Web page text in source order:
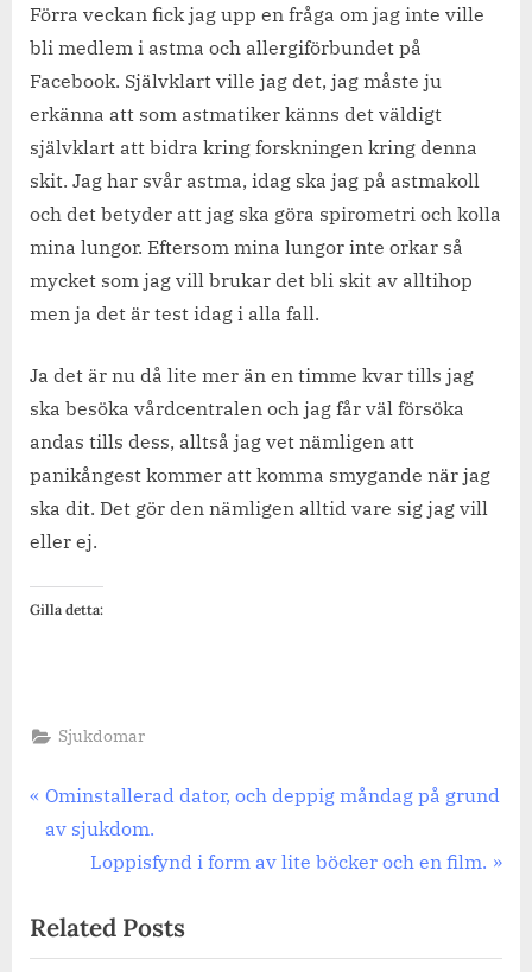
Förra veckan fick jag upp en fråga om jag inte ville
bli medlem i astma och allergiförbundet på
Facebook. Självklart ville jag det, jag måste ju
erkänna att som astmatiker känns det väldigt
självklart att bidra kring forskningen kring denna
skit. Jag har svår astma, idag ska jag på astmakoll
och det betyder att jag ska göra spirometri och kolla
mina lungor. Eftersom mina lungor inte orkar så
mycket som jag vill brukar det bli skit av alltihop
men ja det är test idag i alla fall.
Ja det är nu då lite mer än en timme kvar tills jag
ska besöka vårdcentralen och jag får väl försöka
andas tills dess, alltså jag vet nämligen att
panikångest kommer att komma smygande när jag
ska dit. Det gör den nämligen alltid vare sig jag vill
eller ej.
Gilla detta:
Sjukdomar
Inläggsnavigering
Previous
Post:
Ominstallerad dator, och deppig måndag på grund
av sjukdom.
Next
Loppisfynd i form av lite böcker och en film.
Related Posts